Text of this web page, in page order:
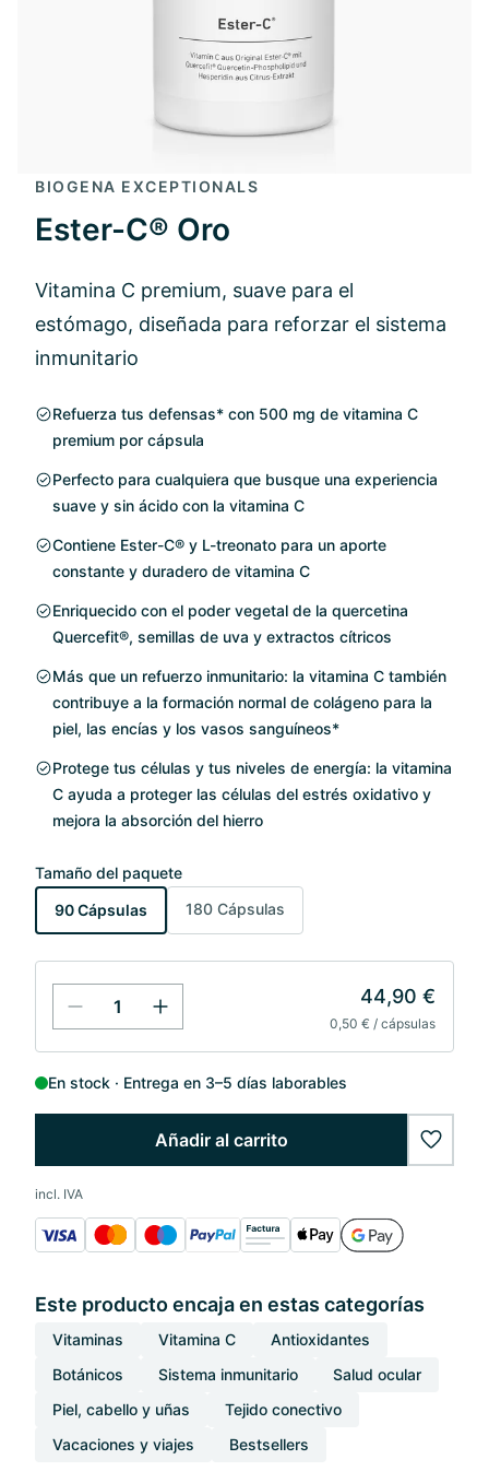
BIOGENA EXCEPTIONALS
Ester-C® Oro
Vitamina C premium, suave para el
estómago, diseñada para reforzar el sistema
inmunitario
Refuerza tus defensas* con 500 mg de vitamina C
premium por cápsula
Perfecto para cualquiera que busque una experiencia
suave y sin ácido con la vitamina C
Contiene Ester-C® y L-treonato para un aporte
constante y duradero de vitamina C
Enriquecido con el poder vegetal de la quercetina
Quercefit®, semillas de uva y extractos cítricos
Más que un refuerzo inmunitario: la vitamina C también
contribuye a la formación normal de colágeno para la
piel, las encías y los vasos sanguíneos*
Protege tus células y tus niveles de energía: la vitamina
C ayuda a proteger las células del estrés oxidativo y
mejora la absorción del hierro
Tamaño del paquete
90 Cápsulas
180 Cápsulas
44,90 €
0,50 € / cápsulas
En stock Entrega en 3–5 días laborables
Añadir al carrito
incl. IVA
Este producto encaja en estas categorías
Vitaminas Vitamina C
Antioxidantes
Botánicos
Sistema inmunitario
Salud ocular
Piel, cabello y uñas
Tejido conectivo
Vacaciones y viajes
Bestsellers